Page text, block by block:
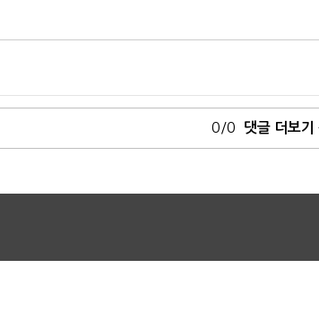
0/0 댓글 더보기